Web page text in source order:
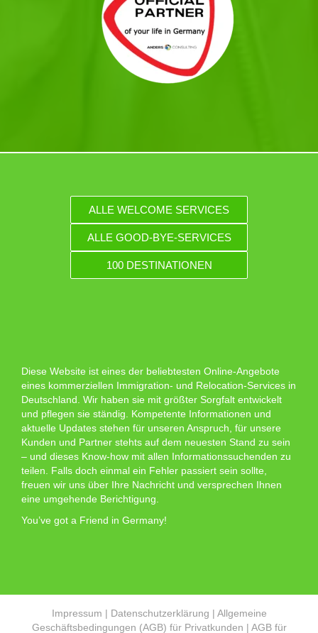
ALLE WELCOME SERVICES
ALLE GOOD-BYE-SERVICES
100 DESTINATIONEN
Diese Website ist eines der beliebtesten Online-Angebote
eines kommerziellen Immigration- und Relocation-Services in
Deutschland. Wir haben sie mit größter Sorgfalt entwickelt
und pflegen sie ständig. Kompetente Informationen und
aktuelle Updates stehen für unseren Anspruch, für unsere
Kunden und Partner stehts auf dem neuesten Stand zu sein
– und dieses Know-how mit allen Informationssuchenden zu
teilen. Falls doch einmal ein Fehler passiert sein sollte,
freuen wir uns über Ihre Nachricht und versprechen Ihnen
eine umgehende Berichtigung.
You’ve got a Friend in Germany!
Impressum | Datenschutzerklärung | Allgemeine
Geschäftsbedingungen (AGB) für Privatkunden | AGB für